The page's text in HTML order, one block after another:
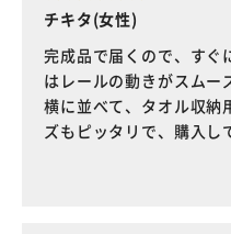
チキタ(女性)
完成品で届くので、すぐ
はレールの動きがスムー
横に並べて、タオル収納
ズもピッタリで、購入し